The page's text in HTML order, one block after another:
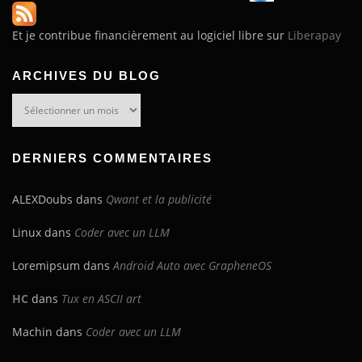
Et je contribue financièrement au logiciel libre sur Liberapay
ARCHIVES DU BLOG
DERNIERS COMMENTAIRES
ALEXDoubs dans Qwant et la publicité
Linux dans Coder avec un LLM
Loremipsum dansAndroid Auto avec GrapheneOS
HC dans Tux en ASCII art
Machin dans Coder avec un LLM